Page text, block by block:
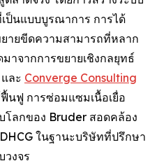
ป็นแบบบูรณาการ การได้
ยายขีดความสามารถที่หลาก
าจากการขยายเชิงกลยุทธ์
และ Converge Consulting
นฟู การซ่อมแซมเนื้อเยื่อ
โลกของ Bruder สอดคล้อง
ในฐานะบริษัทที่ปรึกษา
งจร